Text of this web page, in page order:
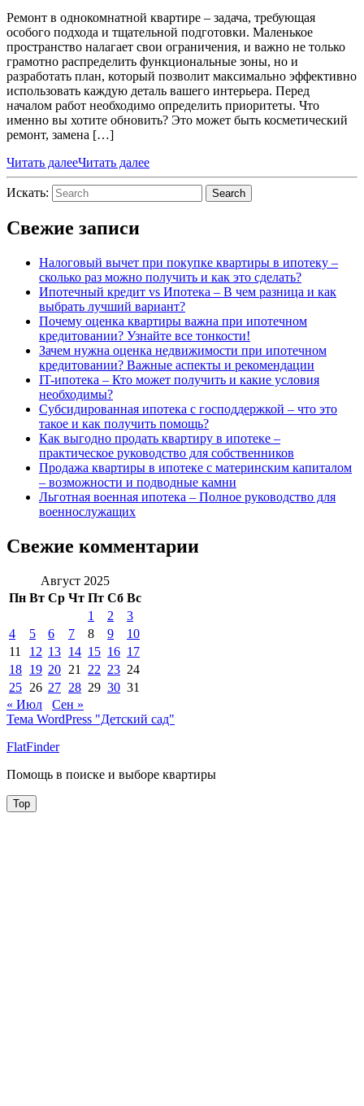
Ремонт в однокомнатной квартире – задача, требующая
особого подхода и тщательной подготовки. Маленькое
пространство налагает свои ограничения, и важно не только
грамотно распределить функциональные зоны, но и
разработать план, который позволит максимально эффективно
использовать каждую деталь вашего интерьера. Перед
началом работ необходимо определить приоритеты. Что
именно вы хотите обновить? Это может быть косметический
ремонт, замена […]
Читать далееЧитать далее
Искать: Search
Свежие записи
Налоговый вычет при покупке квартиры в ипотеку –
сколько раз можно получить и как это сделать?
Ипотечный кредит vs Ипотека – В чем разница и как
выбрать лучший вариант?
Почему оценка квартиры важна при ипотечном
кредитовании? Узнайте все тонкости!
Зачем нужна оценка недвижимости при ипотечном
кредитовании? Важные аспекты и рекомендации
IT-ипотека – Кто может получить и какие условия
необходимы?
Субсидированная ипотека с господдержкой – что это
такое и как получить помощь?
Как выгодно продать квартиру в ипотеке –
практическое руководство для собственников
Продажа квартиры в ипотеке с материнским капиталом
– возможности и подводные камни
Льготная военная ипотека – Полное руководство для
военнослужащих
Свежие комментарии
Август 2025
Пн Вт Ср Чт Пт Сб Вс
1
2
3
4
5 6 7 8 9
10
11
12 13 14 15 16 17
18 19 20 21 22 23 24
25 26 27 28 29 30 31
« Июл
Сен »
Тема WordPress "Детский сад"
FlatFinder
Помощь в поиске и выборе квартиры
Top